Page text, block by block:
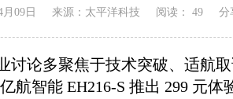
09日 来源：太平洋科技 阅读： 49 分
讨论多聚焦于技术突破、适航
智能 EH216-S 推出 299 元